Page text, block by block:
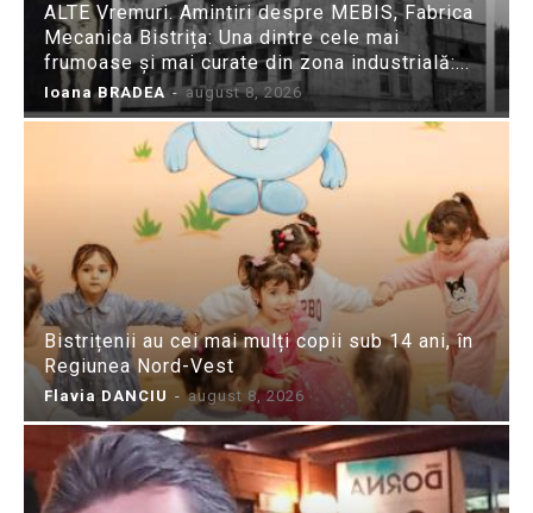
ALTE Vremuri. Amintiri despre MEBIS, Fabrica
Mecanica Bistrița: Una dintre cele mai
frumoase și mai curate din zona industrială:...
Ioana BRADEA - august 8, 2026
Bistrițenii au cei mai mulți copii sub 14 ani, în
Regiunea Nord-Vest
Flavia DANCIU - august 8, 2026